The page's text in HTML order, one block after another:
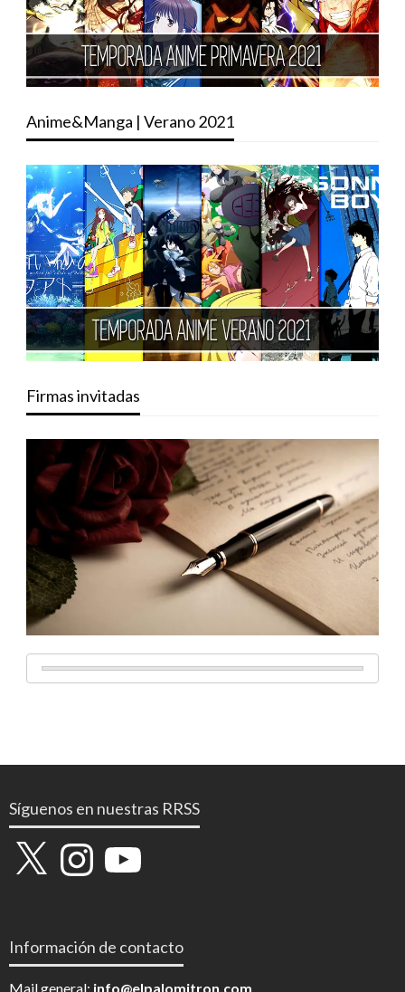
Anime&Manga | Verano 2021
Firmas invitadas
Síguenos en nuestras RRSS
X InstagramYouTube
Información de contacto
Mail general: info@elpalomitron.com